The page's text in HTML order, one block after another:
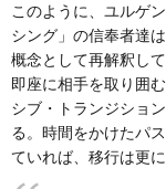
このように、ユルゲ
シング」の信奉者達
概念として再解釈し
即座に相手を取り囲
シブ・トランジショ
る。時間をかけたパ
ていれば、移行は更に